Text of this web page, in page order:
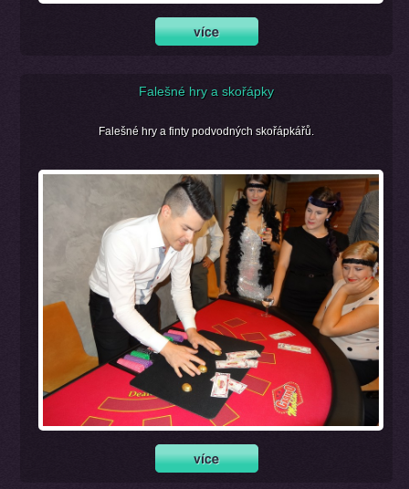
Falešné hry a skořápky
Falešné hry a finty podvodných skořápkářů.